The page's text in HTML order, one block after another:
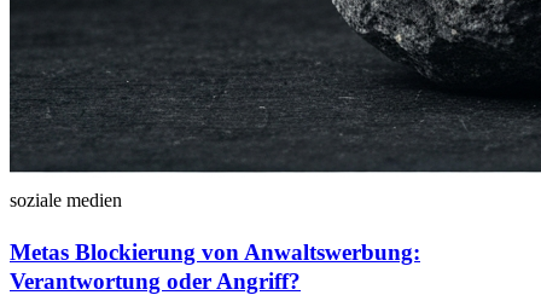
soziale medien
Metas Blockierung von Anwaltswerbung:
Verantwortung oder Angriff?